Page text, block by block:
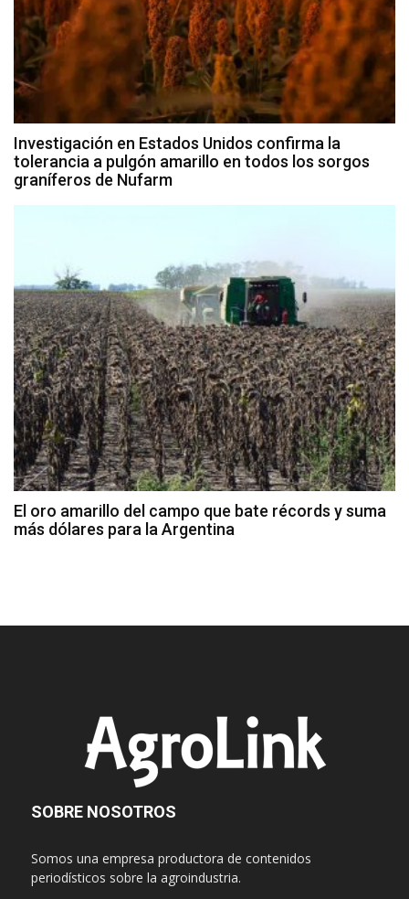
Investigación en Estados Unidos confirma la
tolerancia a pulgón amarillo en todos los sorgos
graníferos de Nufarm
El oro amarillo del campo que bate récords y suma
más dólares para la Argentina
SOBRE NOSOTROS
Somos una empresa productora de contenidos
periodísticos sobre la agroindustria.